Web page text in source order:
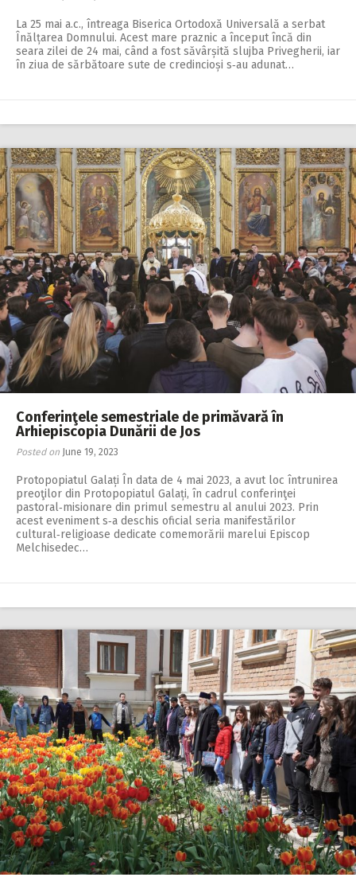
La 25 mai a.c., întreaga Biserica Ortodoxă Universală a serbat
Înălțarea Domnului. Acest mare praznic a început încă din
seara zilei de 24 mai, când a fost săvârșită slujba Privegherii, iar
în ziua de sărbătoare sute de credincioși s‑au adunat…
Conferinţele semestriale de primăvară în
Arhiepiscopia Dunării de Jos
Posted on June 19, 2023
Protopopiatul Galați În data de 4 mai 2023, a avut loc întrunirea
preoţilor din Protopopiatul Galați, în cadrul conferinţei
pastoral‑misionare din primul semestru al anului 2023. Prin
acest eveniment s‑a deschis oficial seria manifestărilor
cultural‑religioase dedicate comemorării marelui Episcop
Melchisedec…